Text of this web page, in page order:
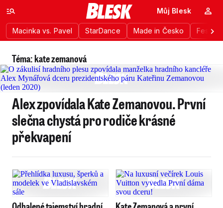
Macinka vs. Pavel StarDance Made in Česko
Můj Blesk
Téma: kate zemanová
Alex zpovídala Kate Zemanovou. První
slečna chystá pro rodiče krásné
překvapení